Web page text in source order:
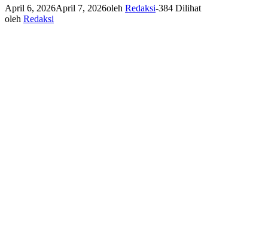
April 6, 2026April 7, 2026oleh Redaksi-384 Dilihat
oleh Redaksi